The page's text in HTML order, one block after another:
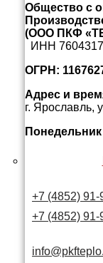
Общество с
(ООО ПКФ
ИНН
ОГРН:
Адрес и
г. Ярославль,
+7 (4852) 91-
+7 (4852) 91-